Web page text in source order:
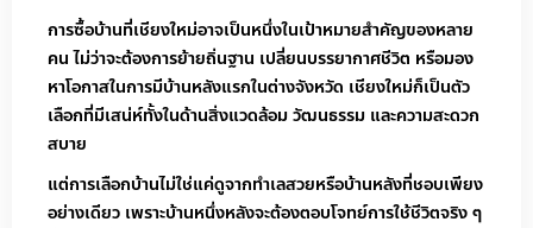
การซื้อบ้านที่เชียงใหม่อาจเป็นหนึ่งในเป้าหมายสำคัญของหลาย
คน ไม่ว่าจะต้องการย้ายถิ่นฐาน เปลี่ยนบรรยากาศชีวิต หรือมอง
หาโอกาสในการมีบ้านหลังแรกในต่างจังหวัด เชียงใหม่ก็เป็นตัว
เลือกที่มีเสน่ห์ทั้งในด้านสิ่งแวดล้อม วัฒนธรรม และความสะดวก
สบาย
แต่การเลือกบ้านไม่ใช่แค่ดูจากทำเลสวยหรือบ้านหลังที่ชอบเพียง
อย่างเดียว เพราะบ้านหนึ่งหลังจะต้องตอบโจทย์การใช้ชีวิตจริง ๆ